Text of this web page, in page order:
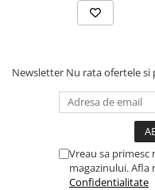
Newsletter Nu rata ofertele
Vreau sa
magazinului. Afla
Confidentialitate